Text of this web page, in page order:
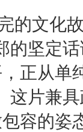
的文化
的坚定
正从单
这片兼
容的姿